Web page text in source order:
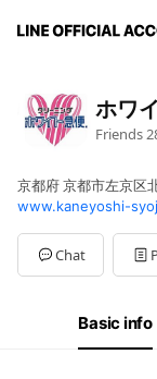
ホワ
Friends
京都府 京都市左京区
www.kaneyoshi-
Chat
Basic info